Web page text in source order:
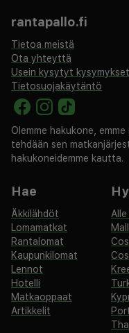
rantapallo.fi
Tietoa meistä
Ota yhteyttä
Usein kysytyt kysymykset
Tietosuojakäytäntö
Olemme hakukone,
tehdään sen
hakukoneidemme kautta.
Hae
Äkkilähdöt
Lomamatkat
Rantalomat
Kaupunkilomat
Lennot
Hotelli
Matkaoppaat
Artikkelit